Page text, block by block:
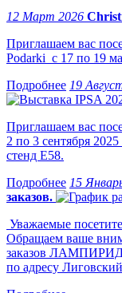
12 Март 2026
Приглашаем вас
Podarki с 17 по 19
19
Приглашаем вас
2 по 3 сентября
стенд Е58.
15
заказов.
Уважаемые
Обращаем ваше
заказов
по адресу